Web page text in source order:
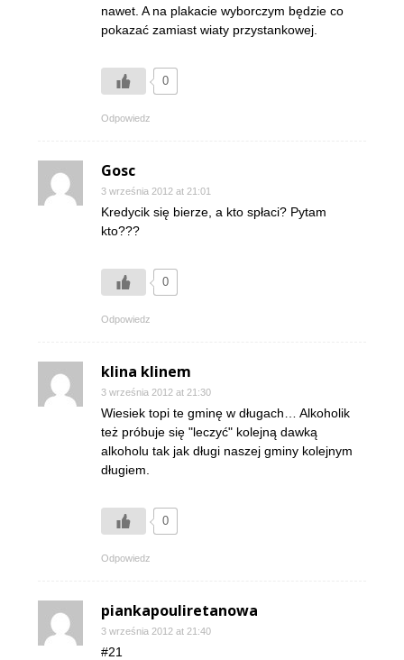
nawet. A na plakacie wyborczym będzie co
pokazać zamiast wiaty przystankowej.
0
Odpowiedz
Gosc
3 września 2012 at 21:01
Kredycik się bierze, a kto spłaci? Pytam
kto???
0
Odpowiedz
klina klinem
3 września 2012 at 21:30
Wiesiek topi te gminę w długach… Alkoholik
też próbuje się "leczyć" kolejną dawką
alkoholu tak jak długi naszej gminy kolejnym
długiem.
0
Odpowiedz
piankapouliretanowa
3 września 2012 at 21:40
#21